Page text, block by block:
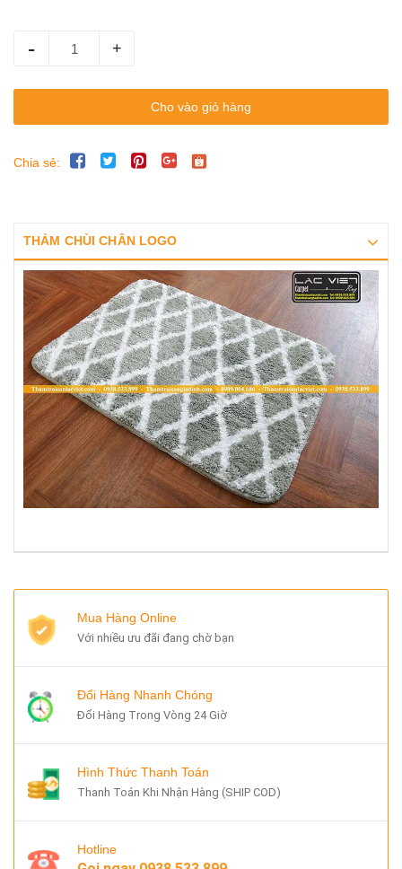
- +
Cho vào giỏ hàng
Chia sẻ:
THẢM CHÙI CHÂN LOGO
Mua Hàng Online
Với nhiều ưu đãi đang chờ bạn
Đổi Hàng Nhanh Chóng
Đổi Hàng Trong Vòng 24 Giờ
Hình Thức Thanh Toán
Thanh Toán Khi Nhận Hàng (SHIP COD)
Hotline